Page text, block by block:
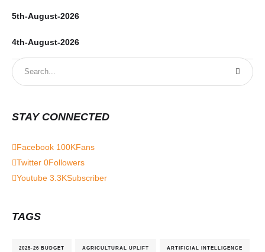
5th-August-2026
4th-August-2026
STAY CONNECTED
Facebook 100KFans
Twitter 0Followers
Youtube 3.3KSubscriber
TAGS
2025-26 BUDGET AGRICULTURAL UPLIFT ARTIFICIAL INTELLIGENCE